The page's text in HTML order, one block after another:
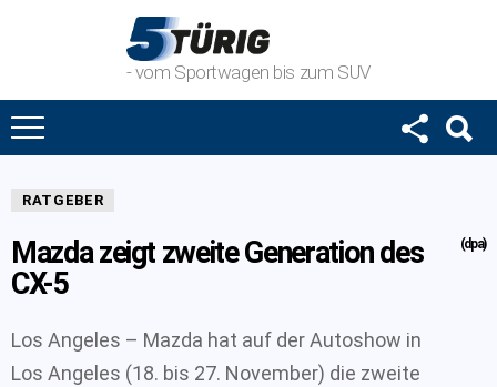
- vom Sportwagen bis zum SUV
RATGEBER
Mazda zeigt zweite Generation des
CX-5
(dpa)
Los Angeles – Mazda hat auf der Autoshow in
Los Angeles (18. bis 27. November) die zweite